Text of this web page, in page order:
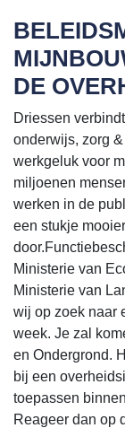
DE
Driessen
onderwijs, zorg
werkgeluk voor
miljoenen
werken in de
een stukje
Ministerie van
Ministerie van
wij op zoek naar
week. Je zal
en Ondergrond.
bij een
toepassen
Reageer dan op